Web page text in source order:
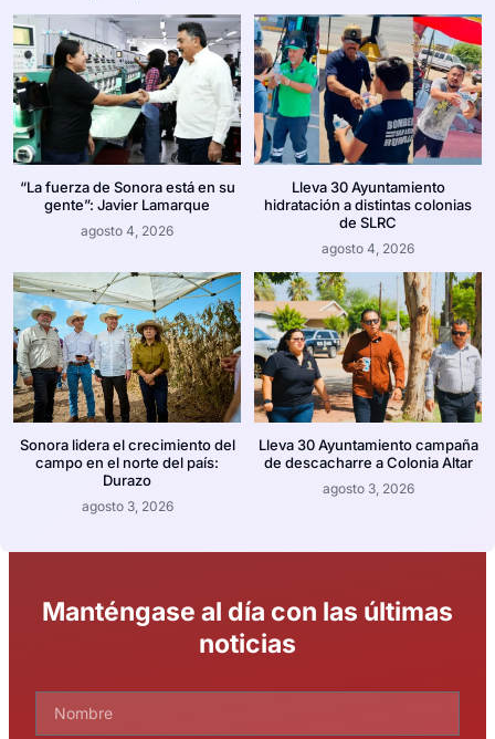
“La fuerza de Sonora está en su
gente”: Javier Lamarque
agosto 4, 2026
Lleva 30 Ayuntamiento
hidratación a distintas colonias
de SLRC
agosto 4, 2026
Sonora lidera el crecimiento del
campo en el norte del país:
Durazo
agosto 3, 2026
Lleva 30 Ayuntamiento campaña
de descacharre a Colonia Altar
agosto 3, 2026
Manténgase al día con las últimas
noticias